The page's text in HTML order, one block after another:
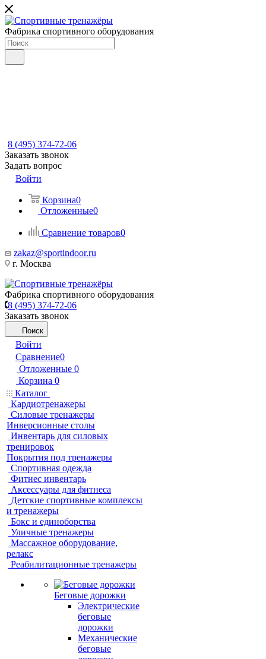
Фабрика спортивного оборудования
8 (495) 374-72-06
Заказать звонок
Задать вопрос
Войти
Корзина0
Отложенные0
Сравнение товаров0
zakaz@sportindoor.ru
г. Москва
Фабрика спортивного оборудования
8 (495) 374-72-06
Заказать звонок
Поиск
Войти
Сравнение0
Отложенные 0
Корзина 0
Каталог
Кардиотренажеры
Силовые тренажеры
Инверсионные столы
Инвентарь для силовых
тренировок
Покрытия под тренажеры
Спортивная одежда
Фитнес инвентарь
Аксессуары для фитнеса
Детские спортивные комплексы
и тренажеры
Бокс и единоборства
Уличные тренажеры
Массажное оборудование,
релакс
Реабилитационные тренажеры
Беговые дорожки
Электрические
беговые
дорожки
Механические
беговые